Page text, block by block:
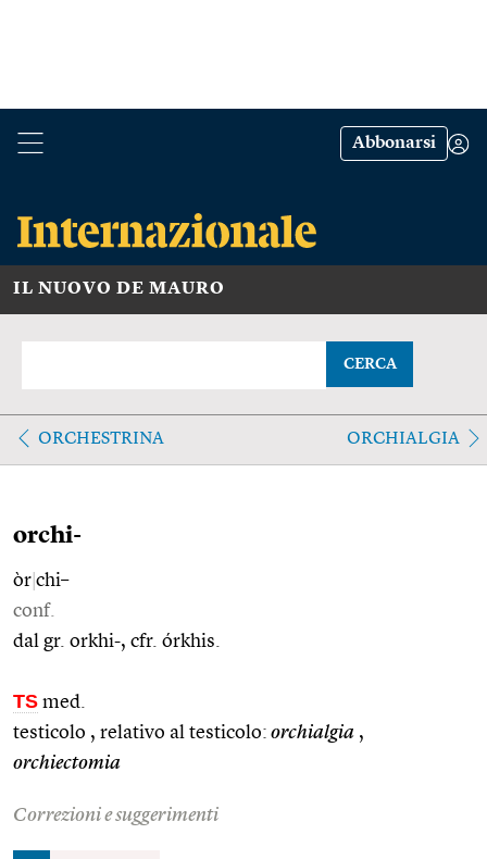
Abbonarsi
IL NUOVO DE MAURO
CERCA
ORCHESTRINA ORCHIALGIA
orchi-
òr chi–
conf.
dal gr. orkhi-, cfr. órkhis.
TS med.
testicolo , relativo al testicolo: orchialgia ,
orchiectomia
Correzioni e suggerimenti